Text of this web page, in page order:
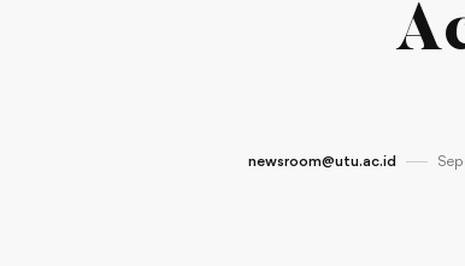
newsroom@utu.ac.id